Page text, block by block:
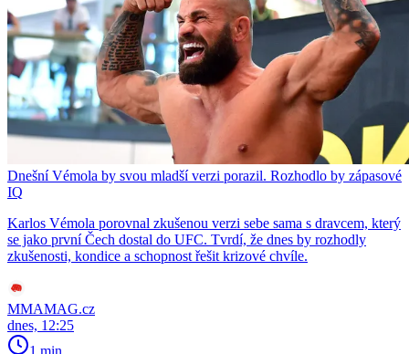
Dnešní Vémola by svou mladší verzi porazil. Rozhodlo by zápasové
IQ
Karlos Vémola porovnal zkušenou verzi sebe sama s dravcem, který
se jako první Čech dostal do UFC. Tvrdí, že dnes by rozhodly
zkušenosti, kondice a schopnost řešit krizové chvíle.
MMAMAG.cz
dnes, 12:25
1 min